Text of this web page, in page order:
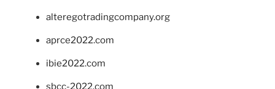
alteregotradingcompany.org
aprce2022.com
ibie2022.com
sbcc-2022.com